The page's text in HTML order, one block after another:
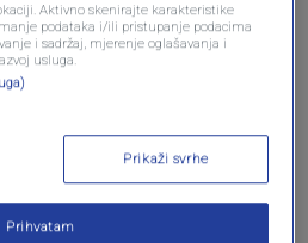
Oglas
Aktivno skenirajte karakteristike
podataka i/ili pristupanje podacima
i sadržaj, mjerenje oglašavanja i
usluga.
Prikaži svrhe
Prihvatam